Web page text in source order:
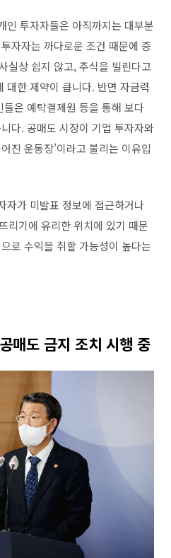
인 투자자들은 아직까지는 대부분
자자는 까다로운 조건 때문에 증
실상 쉽지 않고,주식을 빌린다고
대한 제약이 큽니다. 반면 자금력
은 예탁결제원 등을 통해 보다
다. 공매도 시장이 기업 투자자와
진 운동장’이라고 불리는 이유입
자가 미발표 정보에 접근하거나
리기에 유리한 위치에 있기 때문
로 수익을 취할 가능성이 높다는
매도 금지 조치 시행 중